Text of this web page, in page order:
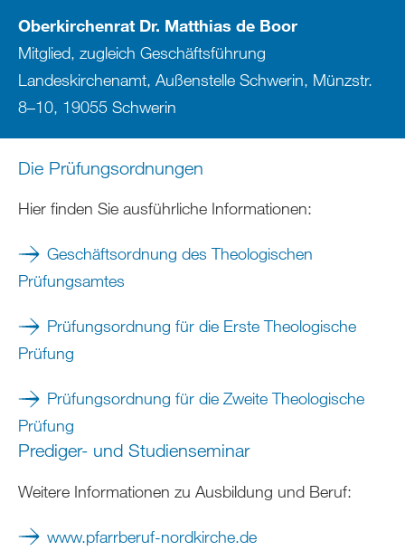
Oberkirchenrat Dr. Matthias de Boor
Mitglied, zugleich Geschäftsführung
Landeskirchenamt, Außenstelle Schwerin, Münzstr.
8–10, 19055 Schwerin
Die Prüfungsordnungen
Hier finden Sie ausführliche Informationen:
Geschäftsordnung des Theologischen
Prüfungsamtes
Prüfungsordnung für die Erste Theologische
Prüfung
Prüfungsordnung für die Zweite Theologische
Prüfung
Prediger- und Studienseminar
Weitere Informationen zu Ausbildung und Beruf:
www.pfarrberuf-nordkirche.de